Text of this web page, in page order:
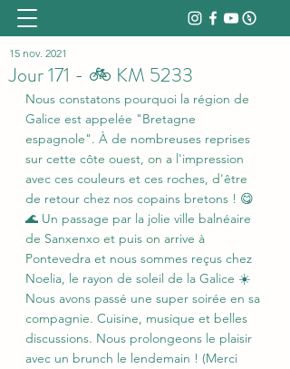
Jour 171 - 🚲 KM 5233
15 nov. 2021
Nous constatons pourquoi la région de
Galice est appelée "Bretagne
espagnole". À de nombreuses reprises
sur cette côte ouest, on a l'impression
avec ces couleurs et ces roches, d'être
de retour chez nos copains bretons ! 😋
🌊 Un passage par la jolie ville balnéaire
de Sanxenxo et puis on arrive à
Pontevedra et nous sommes reçus chez
Noelia, le rayon de soleil de la Galice ☀️
Nous avons passé une super soirée en sa
compagnie. Cuisine, musique et belles
discussions. Nous prolongeons le plaisir
avec un brunch le lendemain ! (Merci